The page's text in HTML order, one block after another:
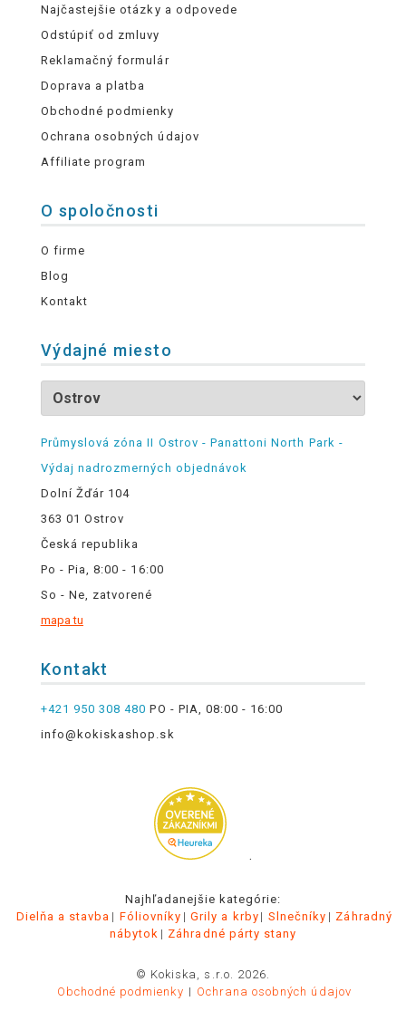
Najčastejšie otázky a odpovede
Odstúpiť od zmluvy
Reklamačný formulár
Doprava a platba
Obchodné podmienky
Ochrana osobných údajov
Affiliate program
O spoločnosti
O firme
Blog
Kontakt
Výdajné miesto
Průmyslová zóna II Ostrov - Panattoni North Park -
Výdaj nadrozmerných objednávok
Dolní Žďár 104
363 01 Ostrov
Česká republika
Po - Pia, 8:00 - 16:00
So - Ne, zatvorené
mapa tu
Kontakt
+421 950 308 480 PO - PIA, 08:00 - 16:00
info@kokiskashop.sk
.
Najhľadanejšie kategórie:
Dielňa a stavba
Fóliovníky Grily a krby Slnečníky
Záhradný
nábytok
Záhradné párty stany
© Kokiska, s.r.o. 2026.
Obchodné podmienky
Ochrana osobných údajov